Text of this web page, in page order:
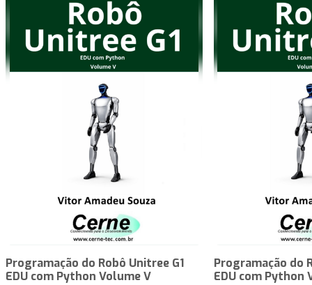
Programação do Robô Unitree G1
EDU com Python Volume V
Programação do
EDU com Python